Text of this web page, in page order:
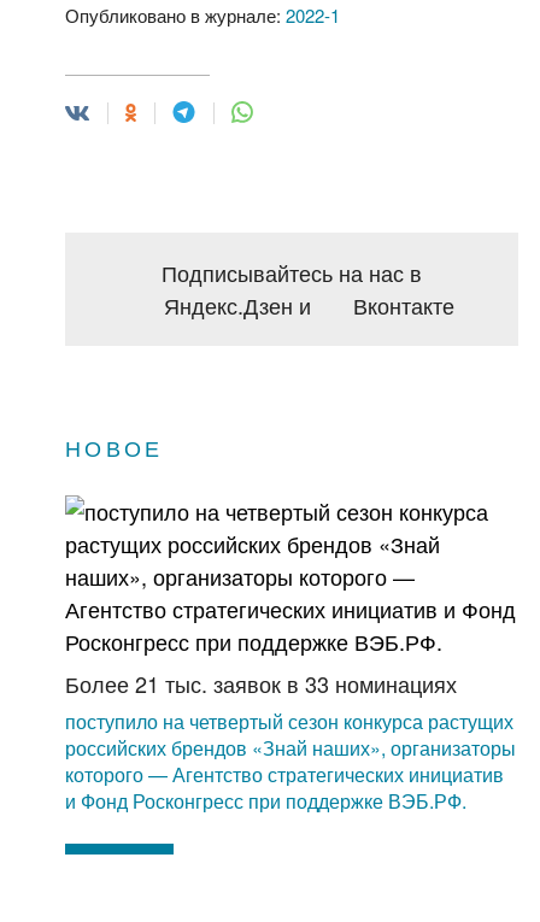
Опубликовано в журнале: 2022-1
Подписывайтесь на нас в
Яндекс.Дзен и Вконтакте
НОВОЕ
Более 21 тыс. заявок в 33 номинациях
поступило на четвертый сезон конкурса растущих
российских брендов «Знай наших», организаторы
которого — Агентство стратегических инициатив
и Фонд Росконгресс при поддержке ВЭБ.РФ.